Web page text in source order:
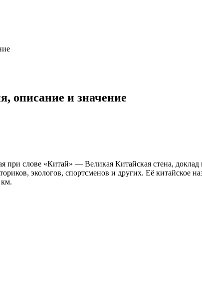
описание и значение
слове «Китай» — Великая Китайская стена,
экологов, спортсменов и других. Её китайское
км.